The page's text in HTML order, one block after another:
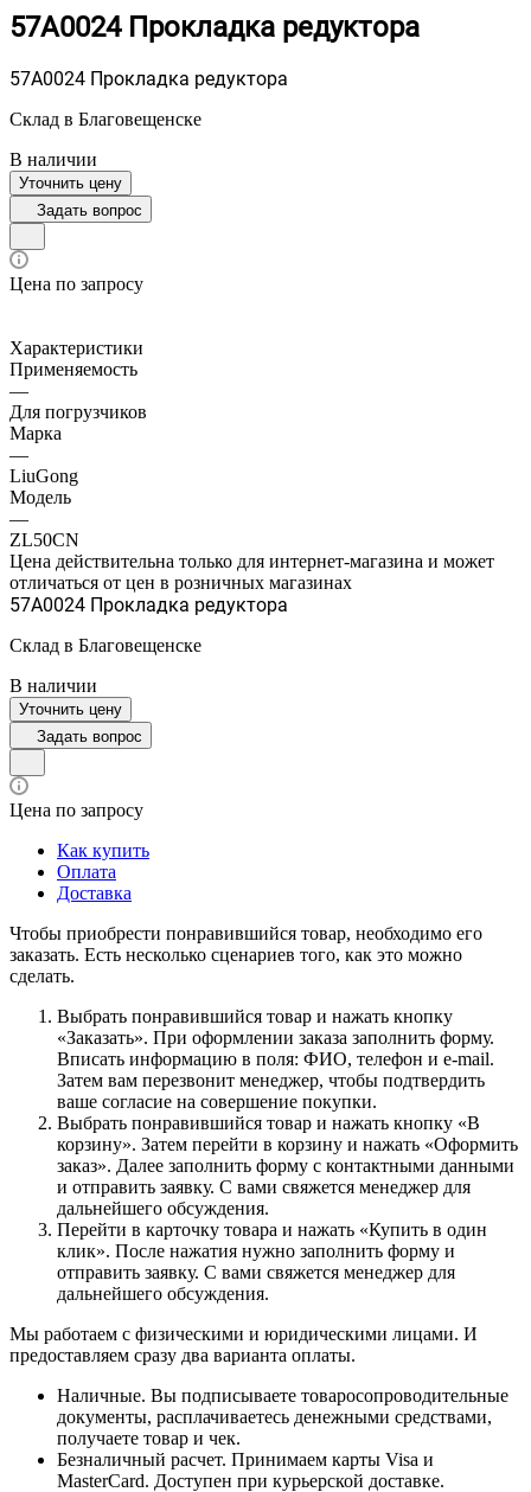
57A0024 Прокладка редуктора
57A0024 Прокладка редуктора
Склад в Благовещенске
В наличии
Уточнить цену
Задать вопрос
Цена по запросу
Характеристики
Применяемость
—
Для погрузчиков
Марка
—
LiuGong
Модель
—
ZL50CN
Цена действительна только для интернет-магазина и может
отличаться от цен в розничных магазинах
57A0024 Прокладка редуктора
Склад в Благовещенске
В наличии
Уточнить цену
Задать вопрос
Цена по запросу
Как купить
Оплата
Доставка
Чтобы приобрести понравившийся товар, необходимо его
заказать. Есть несколько сценариев того, как это можно
сделать.
Выбрать понравившийся товар и нажать кнопку
«Заказать». При оформлении заказа заполнить форму.
Вписать информацию в поля: ФИО, телефон и e-mail.
Затем вам перезвонит менеджер, чтобы подтвердить
ваше согласие на совершение покупки.
Выбрать понравившийся товар и нажать кнопку «В
корзину». Затем перейти в корзину и нажать «Оформить
заказ». Далее заполнить форму с контактными данными
и отправить заявку. С вами свяжется менеджер для
дальнейшего обсуждения.
Перейти в карточку товара и нажать «Купить в один
клик». После нажатия нужно заполнить форму и
отправить заявку. С вами свяжется менеджер для
дальнейшего обсуждения.
Мы работаем с физическими и юридическими лицами. И
предоставляем сразу два варианта оплаты.
Наличные. Вы подписываете товаросопроводительные
документы, расплачиваетесь денежными средствами,
получаете товар и чек.
Безналичный расчет. Принимаем карты Visa и
MasterCard. Доступен при курьерской доставке.